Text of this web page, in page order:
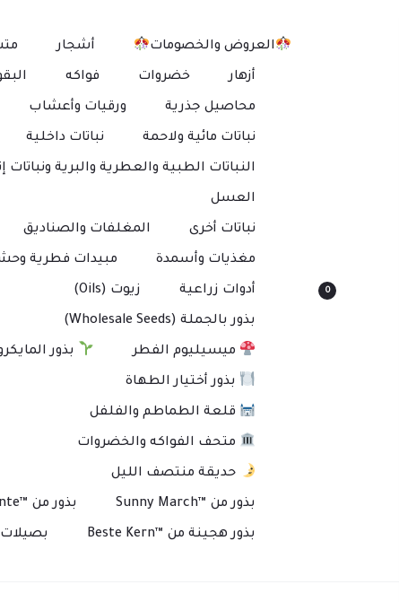
0
العروض والخصومات أشجار
أزهار خضروات فواكه
محاصيل جذرية ورقيات وأعشاب
نباتات مائية ولاحمة نباتات داخلية
النباتات الطبية والعطرية والبرية ونباتات
العسل
نباتات أخرى المغلفات والصناديق
مغذيات وأسمدة مبيدات فطرية
أدوات زراعية زيوت (Oils)
بذور بالجملة (Wholesale Seeds)
ميسيليوم الفطر بذور
بذور أختيار الطهاة
قلعة الطماطم والفلفل
متحف الفواكه والخضروات
حديقة منتصف الليل
بذور من ™Sunny March بذور من ™Plante
بذور هجينة من ™Beste Kern بصيلات